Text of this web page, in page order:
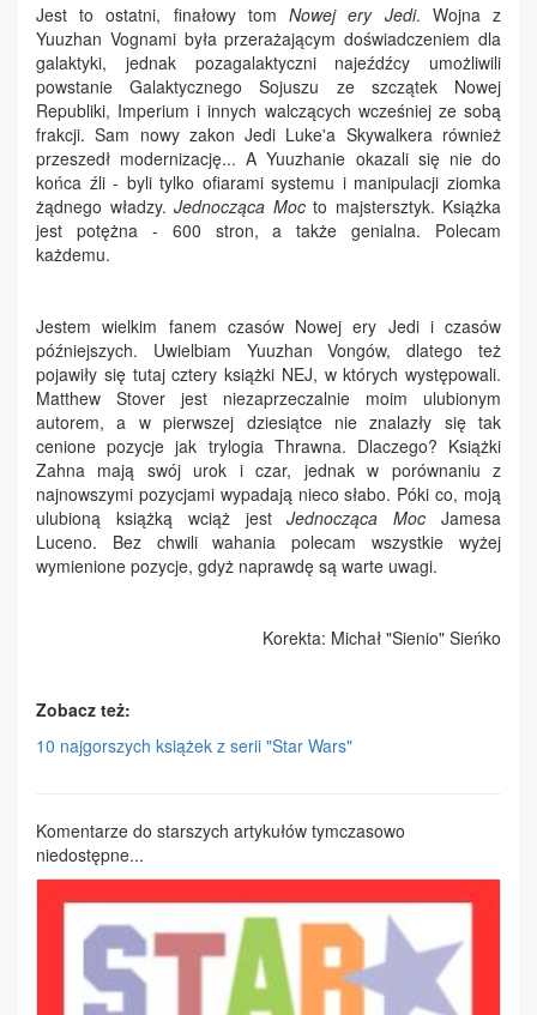
Jest to ostatni, finałowy tomNowej ery Jedi. Wojna z
Yuuzhan Vognami była przerażającym doświadczeniem dla
galaktyki, jednak pozagalaktyczni najeźdźcy umożliwili
powstanie Galaktycznego Sojuszu ze szczątek Nowej
Republiki, Imperium i innych walczących wcześniej ze sobą
frakcji. Sam nowy zakon Jedi Luke'a Skywalkera również
przeszedł modernizację... A Yuuzhanie okazali się nie do
końca źli - byli tylko ofiarami systemu i manipulacji ziomka
żądnego władzy. Jednocząca Mocto majstersztyk. Książka
jest potężna - 600 stron, a także genialna. Polecam
każdemu.
Jestem wielkim fanem czasów Nowej ery Jedi i czasów
późniejszych. Uwielbiam Yuuzhan Vongów, dlatego też
pojawiły się tutaj cztery książki NEJ, w których występowali.
Matthew Stover jest niezaprzeczalnie moim ulubionym
autorem, a w pierwszej dziesiątce nie znalazły się tak
cenione pozycje jak trylogia Thrawna. Dlaczego? Książki
Zahna mają swój urok i czar, jednak w porównaniu z
najnowszymi pozycjami wypadają nieco słabo. Póki co, moją
ulubioną książką wciąż jestJednocząca Moc Jamesa
Luceno. Bez chwili wahania polecam wszystkie wyżej
wymienione pozycje, gdyż naprawdę są warte uwagi.
Korekta: Michał "Sienio" Sieńko
Zobacz też:
10 najgorszych książek z serii "Star Wars"
Komentarze do starszych artykułów tymczasowo
niedostępne...